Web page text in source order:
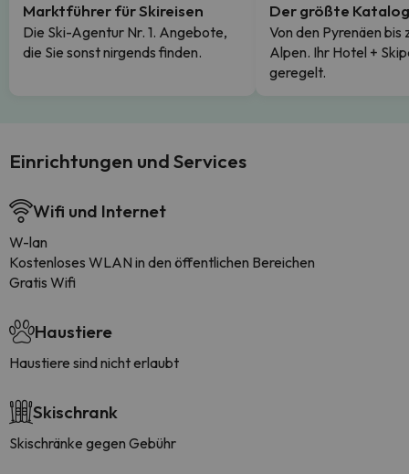
Marktführer für Skireisen
Die Ski-Agentur Nr. 1. Angebote,
die Sie sonst nirgends finden.
Der größte Katalog
Von den Pyrenäen bis
Alpen. Ihr Hotel +
geregelt.
Einrichtungen und Services
Wifi und Internet
W-lan
Kostenloses WLAN in den öffentlichen Bereichen
Gratis Wifi
Haustiere
Haustiere sind nicht erlaubt
Skischrank
Skischränke gegen Gebühr